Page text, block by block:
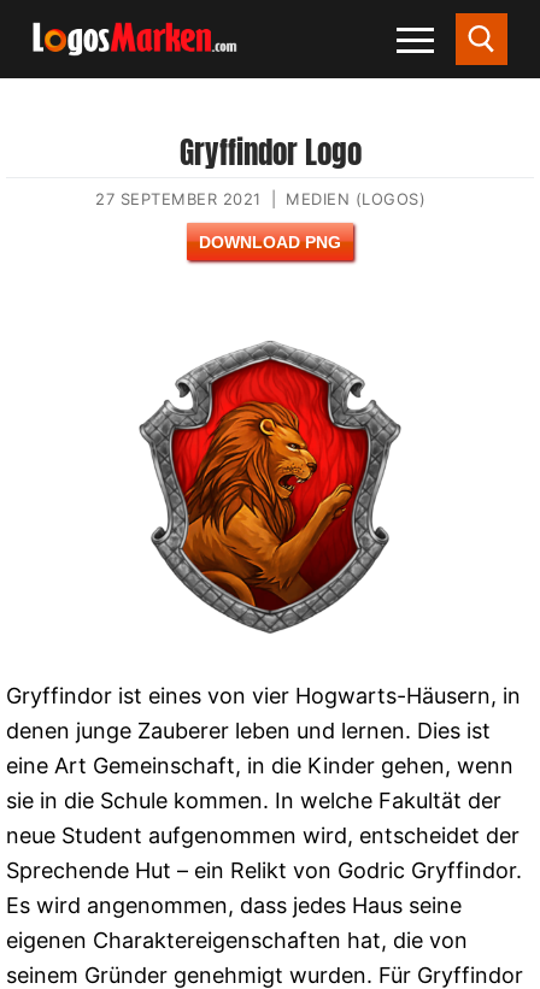
Gryffindor Logo
27 SEPTEMBER 2021 MEDIEN (LOGOS)
DOWNLOAD PNG
Gryffindor ist eines von vier Hogwarts-Häusern, in
denen junge Zauberer leben und lernen. Dies ist
eine Art Gemeinschaft, in die Kinder gehen, wenn
sie in die Schule kommen. In welche Fakultät der
neue Student aufgenommen wird, entscheidet der
Sprechende Hut – ein Relikt von Godric Gryffindor.
Es wird angenommen, dass jedes Haus seine
eigenen Charaktereigenschaften hat, die von
seinem Gründer genehmigt wurden. Für Gryffindor